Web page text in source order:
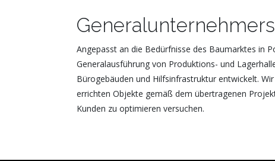
Angepasst an die Bedürfnisse des Baumarktes in
Generalausführung von Produktions- und
Bürogebäuden und Hilfsinfrastruktur entwickelt.
errichten Objekte gemäß dem übertragenen
Kunden zu optimieren versuchen.